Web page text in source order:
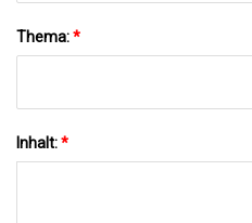
Thema:*
Inhalt:*